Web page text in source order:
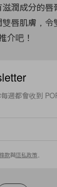
潤成分的唇
唇肌膚，令
介吧！
週都會收到
款與隱私政策